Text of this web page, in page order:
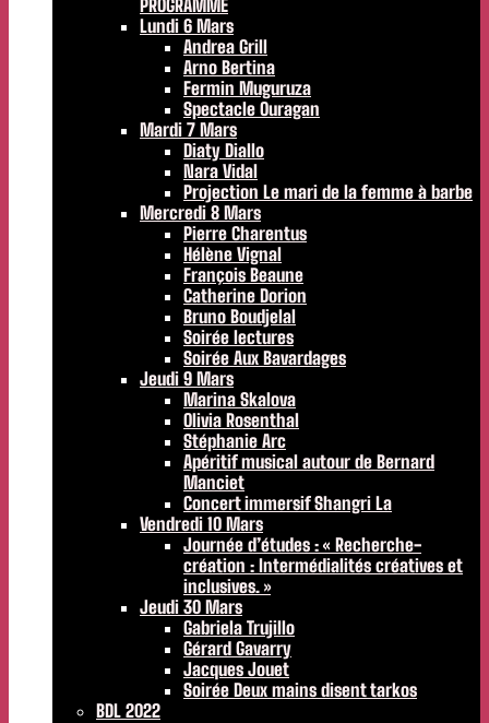
PROGRAMME
Lundi 6 Mars
Andrea Grill
Arno Bertina
Fermin Muguruza
Spectacle Ouragan
Mardi 7 Mars
Diaty Diallo
Nara Vidal
Projection Le mari de la femme à barbe
Mercredi 8 Mars
Pierre Charentus
Hélène Vignal
François Beaune
Catherine Dorion
Bruno Boudjelal
Soirée lectures
Soirée Aux Bavardages
Jeudi 9 Mars
Marina Skalova
Olivia Rosenthal
Stéphanie Arc
Apéritif musical autour de Bernard
Manciet
Concert immersif Shangri La
Vendredi 10 Mars
Journée d’études : « Recherche-
création : Intermédialités créatives et
inclusives. »
Jeudi 30 Mars
Gabriela Trujillo
Gérard Gavarry
Jacques Jouet
Soirée Deux mains disent tarkos
BDL 2022